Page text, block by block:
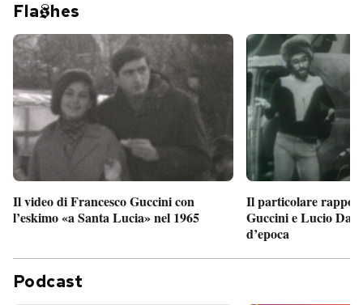
Fla hes
Il video di Francesco Guccini con
l’eskimo «a Santa Lucia» nel 1965
Il particolare
Guccini e Lucio
d’epoca
Podcast